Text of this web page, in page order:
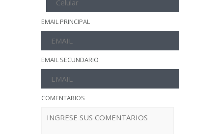
EMAIL PRINCIPAL
EMAIL SECUNDARIO
COMENTARIOS